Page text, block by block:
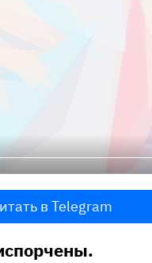
в Telegram